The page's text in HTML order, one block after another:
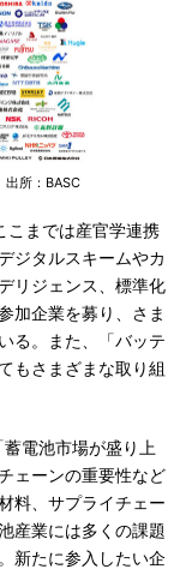
出所：BASC
までは産官学連携
ジタルスキームやカ
リジェンス、標準化
加企業を募り、さま
る。また、「バッテ
もさまざまな取り組
電池市場が盛り上
ェーンの重要性など
料、サプライチェー
産業には多くの課題
新たに参入したい企